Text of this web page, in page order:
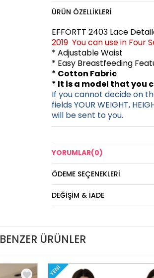
ÜRÜN ÖZELLIKLERI
EFFORTT 2403 Lace
2019 You can use in Four
* Adjustable Waist
* Easy Breastfeeding
* Cotton Fabric
* It is a model that you
If you cannot decide on
fields YOUR WEIGHT,
will be sent to you.
YORUMLAR(0)
ÖDEME SEÇENEKLERI
DEĞIŞIM & İADE
BENZER ÜRÜNLER
YENI